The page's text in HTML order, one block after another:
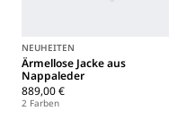
NEUHEITEN
Ärmellose Jacke aus
Nappaleder
889,00 €
2 Farben